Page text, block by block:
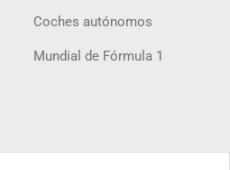
Coches autónomos
Mundial de Fórmula 1